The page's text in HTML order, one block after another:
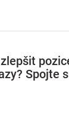
Spojte